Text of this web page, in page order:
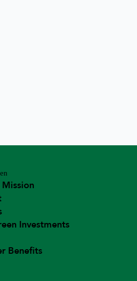
Investments
Benefits